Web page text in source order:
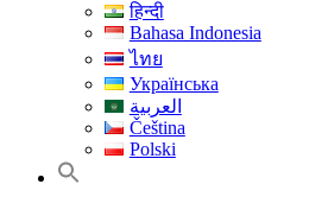
हिन्दी
Bahasa Indonesia
ไทย
Українська
العربية
Čeština
Polski